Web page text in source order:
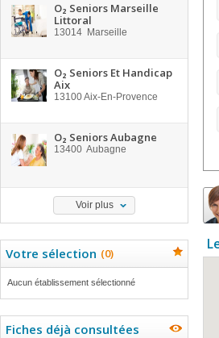
O₂ Seniors Marseille
Littoral
13014 Marseille
O₂ Seniors Et Handicap
Aix
13100Aix-En-Provence
O₂ Seniors Aubagne
13400 Aubagne
Voir plus
Votre sélection (0)
Aucun établissement sélectionné
Fiches déjà consultées